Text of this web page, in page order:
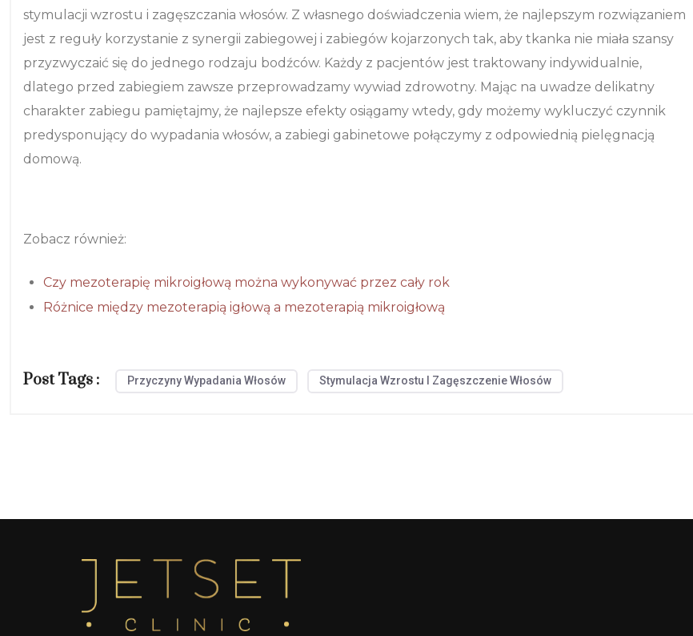
stymulacji wzrostu i zagęszczania włosów. Z własnego doświadczenia wiem, że najlepszym rozwiązaniem
jest z reguły korzystanie z synergii zabiegowej i zabiegów kojarzonych tak, aby tkanka nie miała szansy
przyzwyczaić się do jednego rodzaju bodźców. Każdy z pacjentów jest traktowany indywidualnie,
dlatego przed zabiegiem zawsze przeprowadzamy wywiad zdrowotny. Mając na uwadze delikatny
charakter zabiegu pamiętajmy, że najlepsze efekty osiągamy wtedy, gdy możemy wykluczyć czynnik
predysponujący do wypadania włosów, a zabiegi gabinetowe połączymy z odpowiednią pielęgnacją
domową.
Zobacz również:
Czy mezoterapię mikroigłową można wykonywać przez cały rok
Różnice między mezoterapią igłową a mezoterapią mikroigłową
Post Tags : Przyczyny Wypadania Włosów Stymulacja Wzrostu I Zagęszczenie Włosów